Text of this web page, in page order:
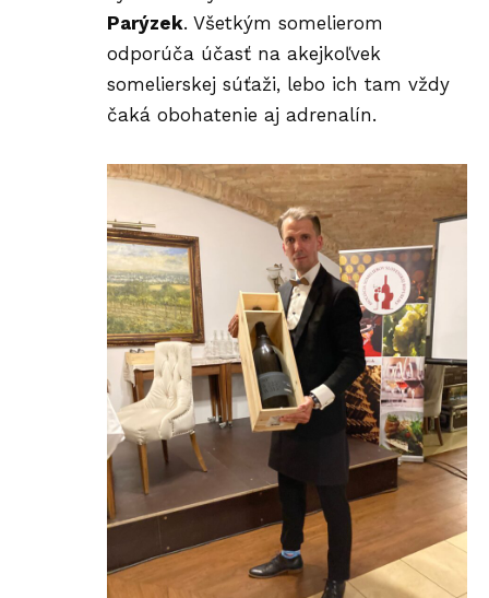
Parýzek. Všetkým somelierom
odporúča účasť na akejkoľvek
somelierskej súťaži, lebo ich tam vždy
čaká obohatenie aj adrenalín.